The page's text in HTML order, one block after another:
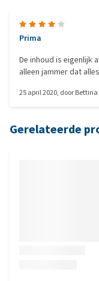
Prima
De inhoud is eigenlijk
alleen jammer dat
meer duidelijkheid
25 april 2020, doorBettina
Gerelateerde